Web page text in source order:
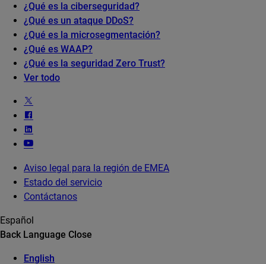
¿Qué es la ciberseguridad?
¿Qué es un ataque DDoS?
¿Qué es la microsegmentación?
¿Qué es WAAP?
¿Qué es la seguridad Zero Trust?
Ver todo
Aviso legal para la región de EMEA
Estado del servicio
Contáctanos
Español
Back Language Close
English